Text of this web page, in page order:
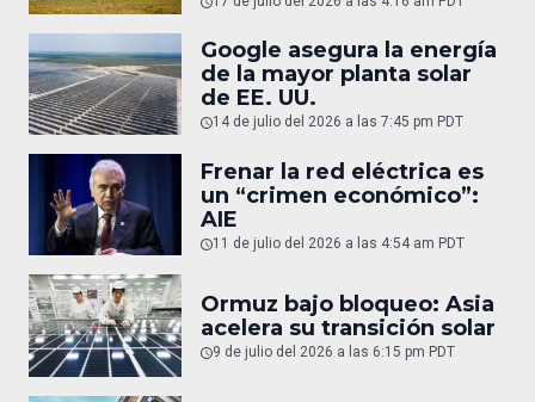
Google asegura la energía
de la mayor planta solar
de EE. UU.
14 de julio del 2026 a las 7:45 pm PDT
Frenar la red eléctrica es
un “crimen económico”:
AIE
11 de julio del 2026 a las 4:54 am PDT
Ormuz bajo bloqueo: Asia
acelera su transición solar
9 de julio del 2026 a las 6:15 pm PDT